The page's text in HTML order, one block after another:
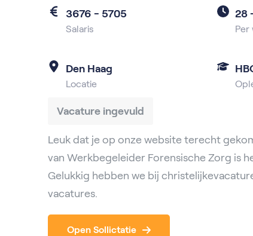
3676 - 5705
Salaris
28
Per
Den Haag
Locatie
Vacature ingevuld
Leuk dat je op onze website terecht
van Werkbegeleider Forensische Zorg is
Gelukkig hebben we bij
vacatures.
Open Sollictatie